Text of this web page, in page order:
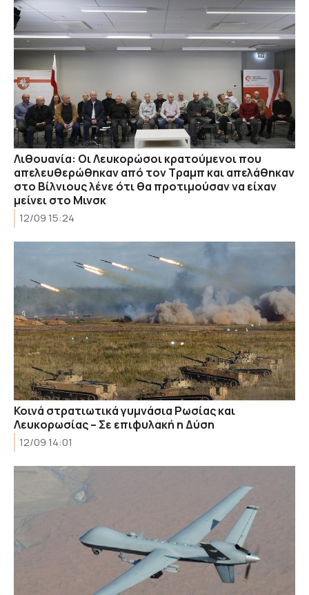
Λιθουανία: Οι Λευκορώσοι κρατούμενοι που
απελευθερώθηκαν από τον Τραμπ και απελάθηκαν
στο Βίλνιους λένε ότι θα προτιμούσαν να είχαν
μείνει στο Μινσκ
12/09 15:24
Κοινά στρατιωτικά γυμνάσια Ρωσίας και
Λευκορωσίας – Σε επιφυλακή η Δύση
12/09 14:01